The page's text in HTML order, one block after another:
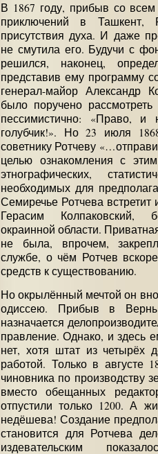
В 1867 году, прибыв со
приключений в
присутствия духа. И даже
не смутила его. Будучи с
решился, наконец,
представив ему программу
генерал-майор Александр
было поручено
пессимистично: «Право,
голубчик!». Но 23 июля
советнику Ротчеву
целью ознакомления с
этнографических,
необходимых для
Семиречье Ротчева встретит
Герасим Колпаковский,
окраинной области.
не была, впрочем,
службе, о чём Ротчев
средств к существованию.
Но окрылённый мечтой он
одиссею. Прибыв в
назначается
правление. Однако, и здесь
нет, хотя штат из четырёх
работой. Только в августе
чиновника по производству
вместо обещанных
отпустили только 1200. А
недёшева! Создание
становится для Ротчева
издевательским